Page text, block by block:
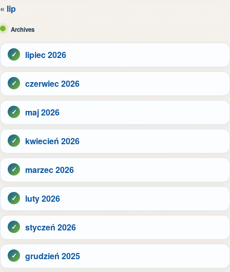
« lip
Archives
lipiec 2026
czerwiec 2026
maj 2026
kwiecień 2026
marzec 2026
luty 2026
styczeń 2026
grudzień 2025